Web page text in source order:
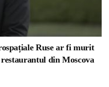
Ruse ar fi murit
din Moscova